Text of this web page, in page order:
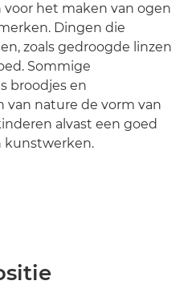
het maken van ogen
Dingen die
zoals gedroogde linzen
Sommige
broodjes en
van nature de vorm van
alvast een goed
kunstwerken.